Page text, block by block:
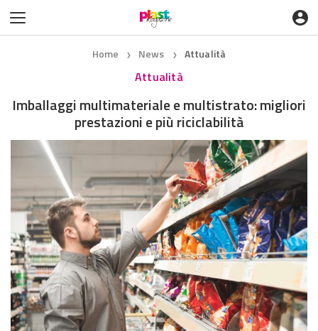
Home ❯ News ❯ Attualità
Attualità
Imballaggi multimateriale e multistrato: migliori
prestazioni e più riciclabilità